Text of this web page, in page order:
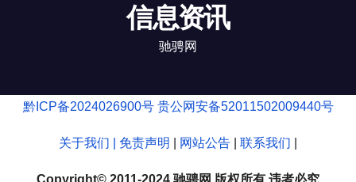
信息资讯
驰骋网
黔ICP备2024026900号 贵公网安备52011502009440号
关于我们 | 免责声明 网站公告 联系我们
Copyright© 2011-2024 驰骋网 版权所有 违者必究